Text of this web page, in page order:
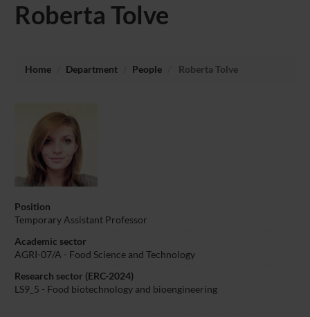
Roberta Tolve
Home Department People Roberta Tolve
Position
Temporary Assistant Professor
Academic sector
AGRI-07/A - Food Science and Technology
Research sector (ERC-2024)
LS9_5 - Food biotechnology and bioengineering